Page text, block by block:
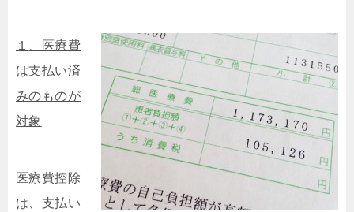
１
、医療費
は支払い済
みのものが
対象
医療費控除
は、支払い